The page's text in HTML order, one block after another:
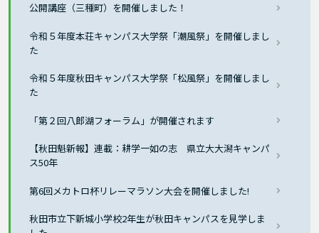
公開講座（三種町）を開催しました！
令和５年度本荘キャンパス大学祭「潮風祭」を開催しまし
た
令和５年度秋田キャンパス大学祭「松風祭」を開催しまし
た
「第２回八郎湖フォーラム」が開催されます
【秋田魁新報】連載：耕学一如の志 県立大大潟キャンパ
ス50年
第6回メカトロ杯リレーマラソン大会を開催しました!
秋田市立下新城小学校2年生が秋田キャンパスを見学しま